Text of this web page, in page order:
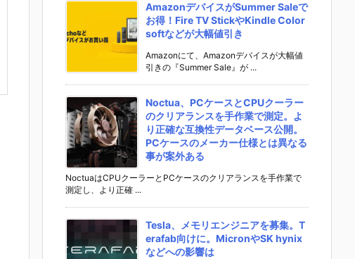
AmazonデバイスがSummer Saleで
お得！Fire TV StickやKindle Color
softなどが大幅値引き
Amazonにて、Amazonデバイスが大幅値
引きの『Summer Sale』が ...
Noctua、PCケースとCPUクーラー
のクリアランスを手作業で測定。よ
り正確な互換性データベース公開。
PCケースのメーカー仕様とは異なる
事が案外ある
NoctuaはCPUクーラーとPCケースのクリアランスを手作業で
測定し、より正確 ...
Tesla、メモリエンジニアを募集。T
erafab向けに。MicronやSK hynix
などへの影響は